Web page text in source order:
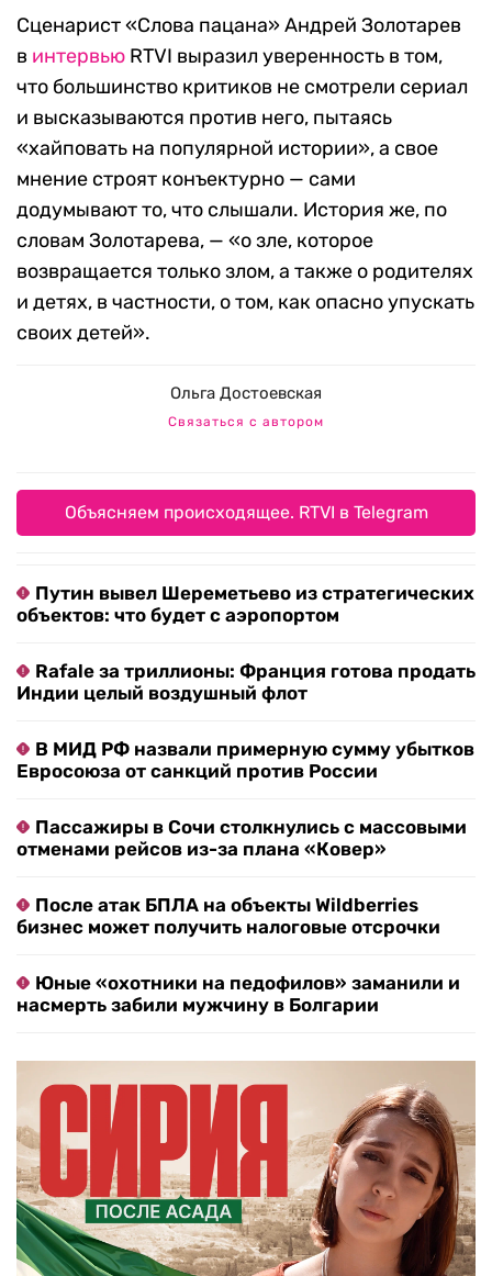
Сценарист «Слова пацана» Андрей Золотарев
в интервью RTVI выразил уверенность в том,
что большинство критиков не смотрели сериал
и высказываются против него, пытаясь
«хайповать на популярной истории», а свое
мнение строят конъектурно — сами
додумывают то, что слышали. История же, по
словам Золотарева, — «о зле, которое
возвращается только злом, а также о родителях
и детях, в частности, о том, как опасно упускать
своих детей».
Ольга Достоевская
Связаться с автором
Объясняем происходящее. RTVI в Telegram
Путин вывел Шереметьево из стратегических
объектов: что будет с аэропортом
Rafale за триллионы: Франция готова продать
Индии целый воздушный флот
В МИД РФ назвали примерную сумму убытков
Евросоюза от санкций против России
Пассажиры в Сочи столкнулись с массовыми
отменами рейсов из-за плана «Ковер»
После атак БПЛА на объекты Wildberries
бизнес может получить налоговые отсрочки
Юные «охотники на педофилов» заманили и
насмерть забили мужчину в Болгарии